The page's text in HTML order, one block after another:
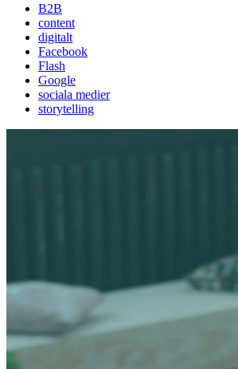
B2B
content
digitalt
Facebook
Flash
Google
sociala medier
storytelling